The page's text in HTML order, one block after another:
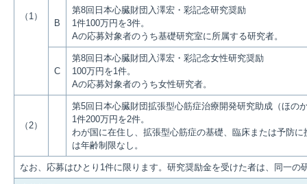
（1）
B
第8回日本心臓財団入澤宏・彩記念研究奨励
1件100万円を3件。
Aの応募対象者のうち基礎研究室に所属する研究者。
C
第8回日本心臓財団入澤宏・彩記念女性研究奨励
100万円を1件。
Aの応募対象者のうち女性研究者。
（2）
第5回日本心臓財団拡張型心筋症治療開発研究助成（ほの
1件200万円を2件。
わが国に在住し、拡張型心筋症の基礎、臨床または予防
は年齢制限なし。
なお、応募はひとり1件に限ります。研究奨励金を受けた者は、同一の